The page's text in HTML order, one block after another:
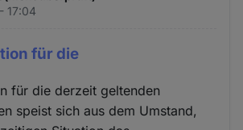
17:04
für die
für die derzeit geltenden
speist sich aus dem Umstand,